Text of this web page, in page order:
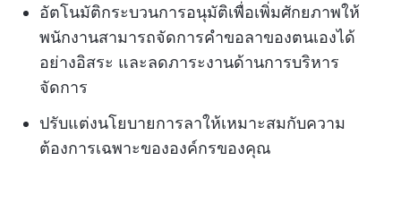
อัตโนมัติกระบวนการอนุมัติเพื่อเพิ่มศักยภาพให้
พนักงานสามารถจัดการคำขอลาของตนเองได้
อย่างอิสระ และลดภาระงานด้านการบริหาร
จัดการ
ปรับแต่งนโยบายการลาให้เหมาะสมกับความ
ต้องการเฉพาะขององค์กรของคุณ